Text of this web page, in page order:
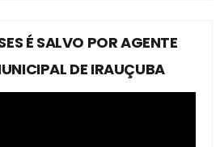
É SALVO POR AGENTE
DE IRAUÇUBA